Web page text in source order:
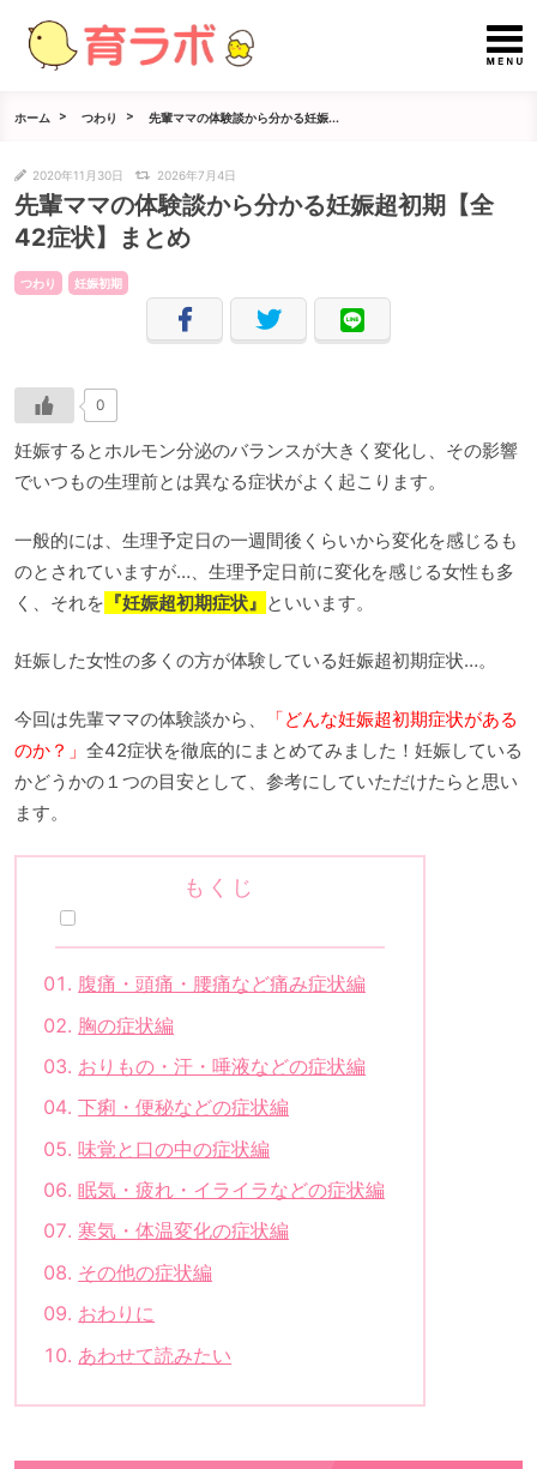
ホーム つわり 先輩ママの体験談から分かる妊娠...
2020年11月30日 2026年7月4日
先輩ママの体験談から分かる妊娠超初期【全
42症状】まとめ
つわり 妊娠初期
0
妊娠するとホルモン分泌のバランスが大きく変化し、その影響
でいつもの生理前とは異なる症状がよく起こります。
一般的には、生理予定日の一週間後くらいから変化を感じるも
のとされていますが…、生理予定日前に変化を感じる女性も多
く、それを 『妊娠超初期症状』 といいます。
妊娠した女性の多くの方が体験している妊娠超初期症状…。
今回は先輩ママの体験談から、
「どんな妊娠超初期症状がある
のか？」 全42症状を徹底的にまとめてみました！妊娠している
かどうかの１つの目安として、参考にしていただけたらと思い
ます。
もくじ
腹痛・頭痛・腰痛など痛み症状編
胸の症状編
おりもの・汗・唾液などの症状編
下痢・便秘などの症状編
味覚と口の中の症状編
眠気・疲れ・イライラなどの症状編
寒気・体温変化の症状編
その他の症状編
おわりに
あわせて読みたい